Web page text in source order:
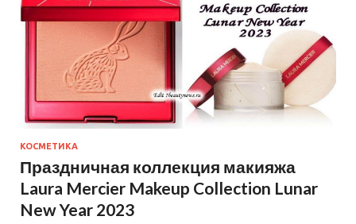
КОСМЕТИКА
Праздничная коллекция макияжа
Laura Mercier Makeup Collection Lunar
New Year 2023